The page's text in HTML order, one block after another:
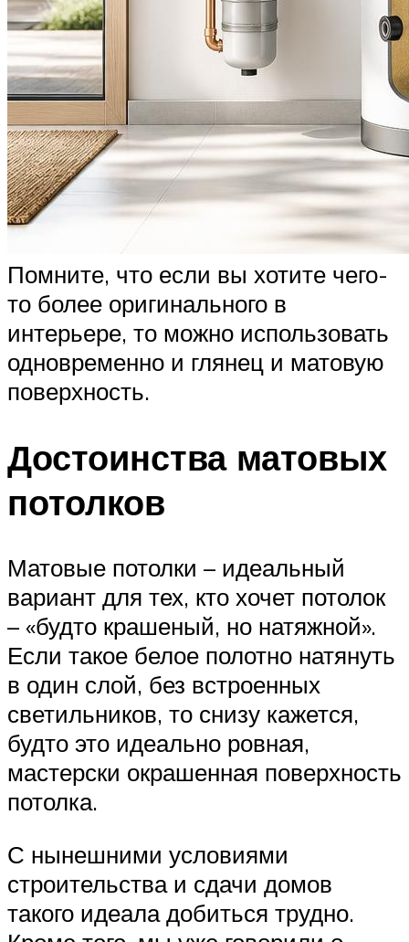
Помните, что если вы хотите чего-
то более оригинального в
интерьере, то можно использовать
одновременно и глянец и матовую
поверхность.
Достоинства матовых
потолков
Матовые потолки – идеальный
вариант для тех, кто хочет потолок
– «будто крашеный, но натяжной».
Если такое белое полотно натянуть
в один слой, без встроенных
светильников, то снизу кажется,
будто это идеально ровная,
мастерски окрашенная поверхность
потолка.
С нынешними условиями
строительства и сдачи домов
такого идеала добиться трудно.